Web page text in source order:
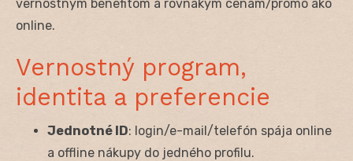
vernostným benefitom a rovnakým cenám/promo ako
online.
Vernostný program,
identita a preferencie
Jednotné ID: login/e-mail/telefón spája online
a offline nákupy do jedného profilu.